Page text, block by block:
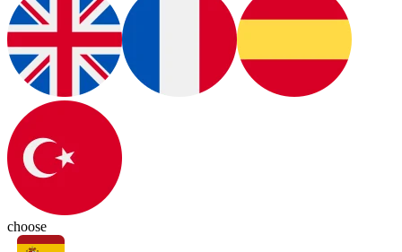
choose